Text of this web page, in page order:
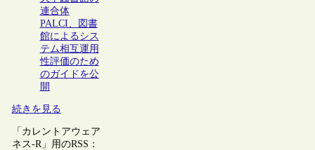
連合体
PALCI、図書
館によるシス
テム相互運用
性評価のため
のガイドを公
開
続きを見る
「カレントアウェア
ネス-R」用のRSS：